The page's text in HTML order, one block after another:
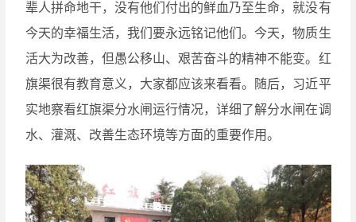
辈人拼命地干，没有他们付出的鲜血乃至生命，就没有
今天的幸福生活，我们要永远铭记他们。今天，物质生
活大为改善，但愚公移山、艰苦奋斗的精神不能变。红
旗渠很有教育意义，大家都应该来看看。随后，习近平
实地察看红旗渠分水闸运行情况，详细了解分水闸在调
水、灌溉、改善生态环境等方面的重要作用。